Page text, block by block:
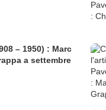
– 1950) : Marc
a settembre